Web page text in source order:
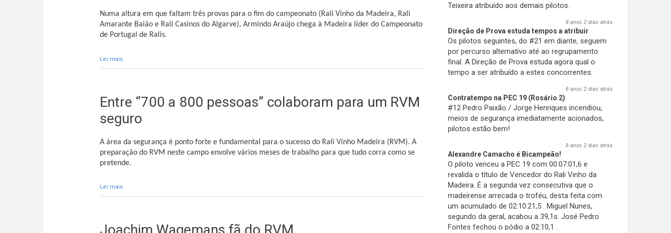
Numa altura em que faltam três provas para o fim do campeonato (Rali Vinho da Madeira, Rali
Amarante Baião e Rali Casinos do Algarve), Armindo Araújo chega à Madeira líder do Campeonato
de Portugal de Ralis.
Ler maisacerca de Armindo Araújo chega à Madeira líder do Campeonato de Portugal de Ralis
Entre “700 a 800 pessoas” colaboram para um RVM
seguro
A área da segurança é ponto forte e fundamental para o sucesso do Rali Vinho Madeira (RVM). A
preparação do RVM neste campo envolve vários meses de trabalho para que tudo corra como se
pretende.
Ler maisacerca de Entre “700 a 800 pessoas” colaboram para um RVM seguro
Teixeira atribuído aos demais pilotos.
8 anos 2 dias atrás
Direção de Prova estuda tempos a atribuir
Os pilotos seguintes, do #21 em diante, seguem
por percurso alternativo até ao regrupamento
final. A Direção de Prova estuda agora qual o
tempo a ser atribuído a estes concorrentes.
8 anos 2 dias atrás
Contratempo na PEC 19 (Rosário 2)
#12 Pedro Paixão / Jorge Henriques incendiou,
meios de segurança imediatamente acionados,
pilotos estão bem!
8 anos 2 dias atrás
Alexandre Camacho é Bicampeão!
O piloto venceu a PEC 19 com 00:07:01,6 e
revalida o título de Vencedor do Rali Vinho da
Madeira. É a segunda vez consecutiva que o
madeirense arrecada o troféu, desta feita com
um acumulado de 02:10:21,5 . Miguel Nunes,
segundo da geral, acabou a 39,1s. José Pedro
Fontes fechou o pódio a 02:10,1 .